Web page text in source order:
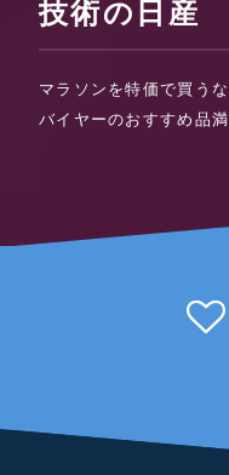
技術の日産
マラソンを特価で買う
バイヤーのおすすめ品